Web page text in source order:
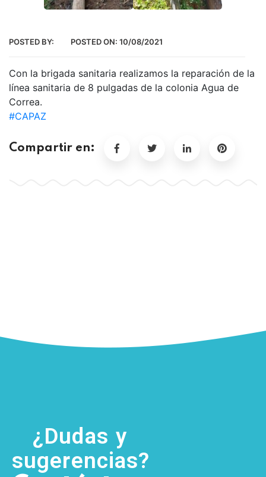
POSTED BY: POSTED ON: 10/08/2021
Con la brigada sanitaria realizamos la reparación de la
línea sanitaria de 8 pulgadas de la colonia Agua de
Correa.
#CAPAZ
Compartir en:
¿Dudas y
sugerencias?